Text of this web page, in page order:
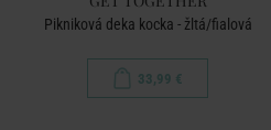
Pikniková deka kocka - žltá/fialová
33,99 €